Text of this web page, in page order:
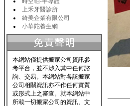
上禾牙醫診所
綺美企業有限公司
小華陀養生網
本網站僅提供搬家公司資訊參
考平台，並不涉入其中任何諮
詢、交易。本網站對各該搬家
公司相關資訊亦不作任何實質
或形式上之審查。就本網站中
所載一切搬家公司的資訊、文